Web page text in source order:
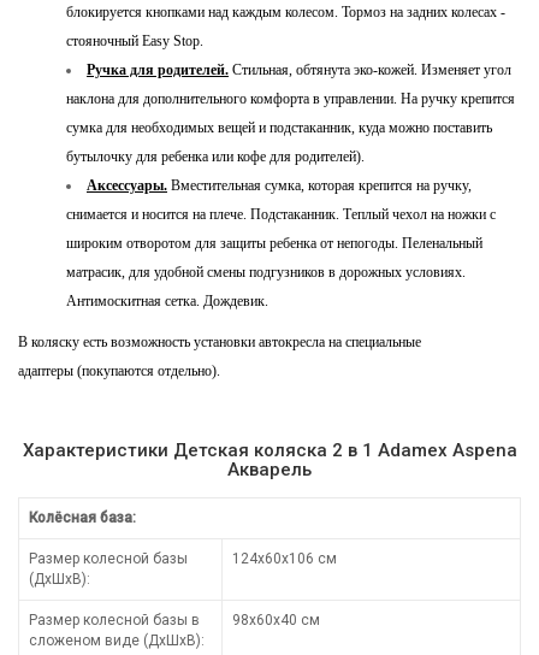
блокируется кнопками над каждым колесом. Тормоз на задних колесах -
стояночный Easy Stop.
Ручка для родителей. Стильная, обтянута эко-кожей. Изменяет угол
наклона для дополнительного комфорта в управлении. На ручку крепится
сумка для необходимых вещей и подстаканник, куда можно поставить
бутылочку для ребенка или кофе для родителей).
Аксессуары. Вместительная сумка, которая крепится на ручку,
снимается и носится на плече. Подстаканник. Теплый чехол на ножки с
широким отворотом для защиты ребенка от непогоды. Пеленальный
матрасик, для удобной смены подгузников в дорожных условиях.
Антимоскитная сетка. Дождевик.
В коляску есть возможность установки автокресла на специальные
адаптеры (покупаются отдельно).
Характеристики Детская коляска 2 в 1 Adamex Aspena
Акварель
Колёсная база:
Размер колесной базы
(ДхШхВ):
124x60x106 см
Размер колесной базы в
сложеном виде (ДхШхВ):
98x60x40 см